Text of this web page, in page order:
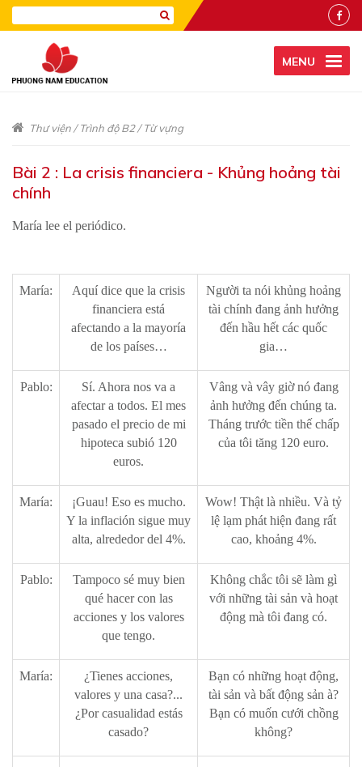
MENU
Thư viện/Trình độ B2/Từ vựng
Bài 2 : La crisis financiera - Khủng hoảng tài
chính
María lee el periódico.
María:
Aquí dice que la crisis
financiera está
afectando a la mayoría
de los países…
Người ta nói khủng hoảng
tài chính đang ảnh hưởng
đến hầu hết các quốc
gia…
Pablo:
Sí. Ahora nos va a
afectar a todos. El mes
pasado el precio de mi
hipoteca subió 120
euros.
Vâng và vây giờ nó đang
ảnh hưởng đến chúng ta.
Tháng trước tiền thế chấp
của tôi tăng 120 euro.
María:
¡Guau! Eso es mucho.
Y la inflación sigue muy
alta, alrededor del 4%.
Wow! Thật là nhiều. Và tỷ
lệ lạm phát hiện đang rất
cao, khoảng 4%.
Pablo:
Tampoco sé muy bien
qué hacer con las
acciones y los valores
que tengo.
Không chắc tôi sẽ làm gì
với những tài sản và hoạt
động mà tôi đang có.
María:
¿Tienes acciones,
valores y una casa?...
¿Por casualidad estás
casado?
Bạn có những hoạt động,
tài sản và bất động sản à?
Bạn có muốn cưới chồng
không?